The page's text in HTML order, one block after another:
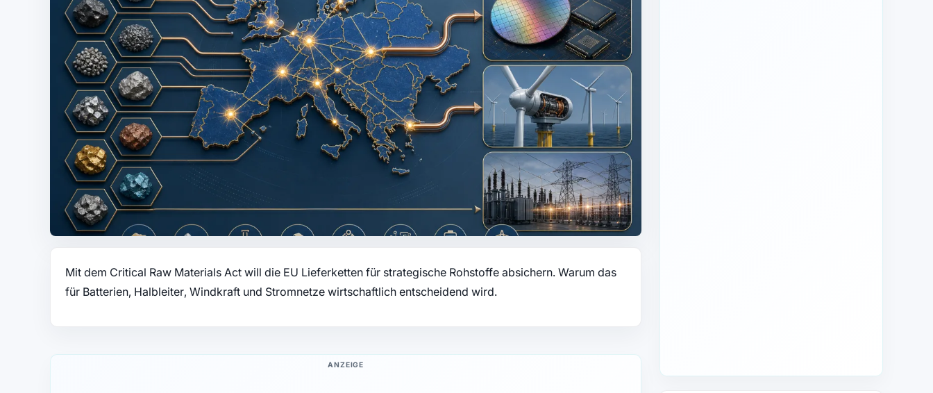
Mit dem Critical Raw Materials Act will die EU Lieferketten für strategische Rohstoffe absichern. Warum das
für Batterien, Halbleiter, Windkraft und Stromnetze wirtschaftlich entscheidend wird.
ANZEIGE